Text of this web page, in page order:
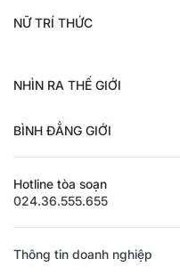
NỮ TRÍ THỨC
NHÌN RA THẾ GIỚI
BÌNH ĐẲNG GIỚI
Hotline tòa soạn
024.36.555.655
Thông tin doanh nghiệp